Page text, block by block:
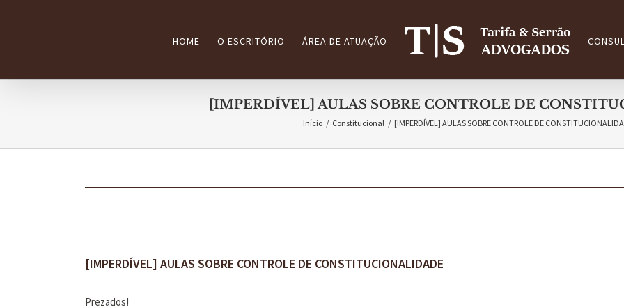
HOME O ESCRITÓRIO ÁREA DE ATUAÇÃO
[IMPERDÍVEL] AULAS SOBRE CONTROLE DE
Início / Constitucional / [IMPERDÍVEL] AULAS SOBRE CONTROLE DE
[IMPERDÍVEL] AULAS SOBRE CONTROLE DE CONSTITUCIONALIDADE
Prezados!